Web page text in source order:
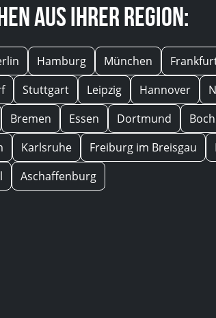
aus Ihrer Region:
Hamburg München
Stuttgart Leipzig Hannover
Bremen Essen Dortmund
Karlsruhe Freiburg im Breisgau
Aschaffenburg